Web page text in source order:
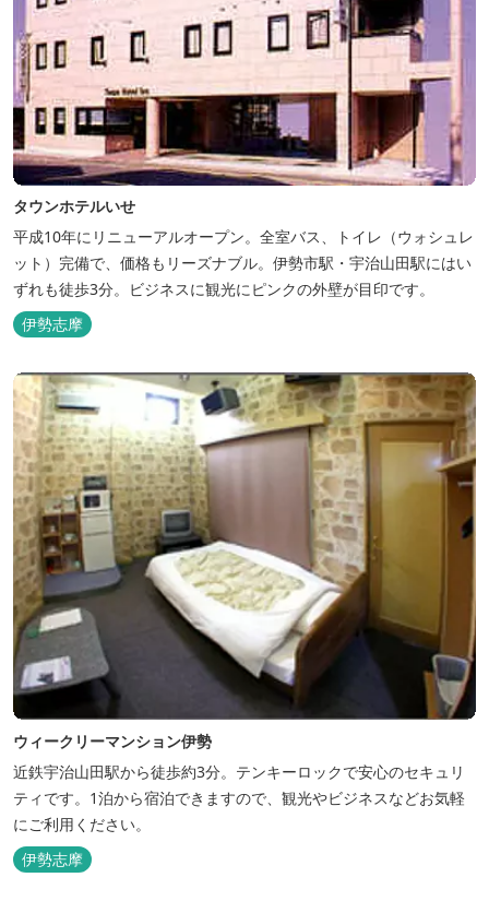
タウンホテルいせ
平成10年にリニューアルオープン。全室バス、トイレ（ウォシュレ
ット）完備で、価格もリーズナブル。伊勢市駅・宇治山田駅にはい
ずれも徒歩3分。ビジネスに観光にピンクの外壁が目印です。
伊勢志摩
ウィークリーマンション伊勢
近鉄宇治山田駅から徒歩約3分。テンキーロックで安心のセキュリ
ティです。1泊から宿泊できますので、観光やビジネスなどお気軽
にご利用ください。
伊勢志摩